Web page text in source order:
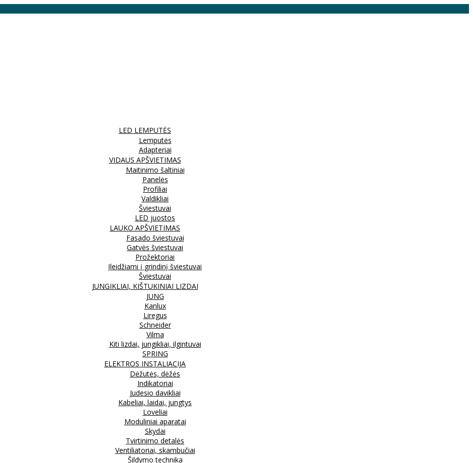
LED LEMPUTĖS
Lemputės
Adapteriai
VIDAUS APŠVIETIMAS
Maitinimo šaltiniai
Panelės
Profiliai
Valdikliai
Šviestuvai
LED juostos
LAUKO APŠVIETIMAS
Fasado šviestuvai
Gatvės šviestuvai
Prožektoriai
Įleidžiami į grindinį šviestuvai
Šviestuvai
JUNGIKLIAI, KIŠTUKINIAI LIZDAI
JUNG
Kanlux
Liregus
Schneider
Vilma
Kiti lizdai, jungikliai, ilgintuvai
SPRING
ELEKTROS INSTALIACIJA
Dėžutės, dėžės
Indikatoriai
Judesio davikliai
Kabeliai, laidai, jungtys
Loveliai
Moduliniai aparatai
Skydai
Tvirtinimo detalės
Ventiliatoriai, skambučiai
Šildymo technika